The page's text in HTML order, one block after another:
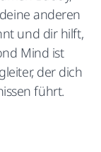
anderen
und dir hilft,
Mind ist
der dich
führt.